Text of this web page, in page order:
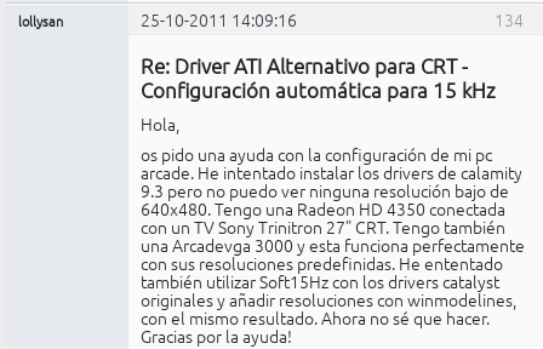
134
lollysan 25-10-2011 14:09:16
Re: Driver ATI Alternativo para CRT -
Configuración automática para 15 kHz
Hola,
os pido una ayuda con la configuración de mi pc
arcade. He intentado instalar los drivers de calamity
9.3 pero no puedo ver ninguna resolución bajo de
640x480. Tengo una Radeon HD 4350 conectada
con un TV Sony Trinitron 27" CRT. Tengo también
una Arcadevga 3000 y esta funciona perfectamente
con sus resoluciones predefinidas. He ententado
también utilizar Soft15Hz con los drivers catalyst
originales y añadir resoluciones con winmodelines,
con el mismo resultado. Ahora no sé que hacer.
Gracias por la ayuda!